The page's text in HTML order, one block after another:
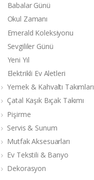
Babalar Günü
Okul Zamanı
Emerald Koleksiyonu
Sevgililer Günü
Yeni Yıl
Elektrikli Ev Aletleri
Yemek & Kahvaltı Takımları
Çatal Kaşık Bıçak Takımı
Pişirme
Servis & Sunum
Mutfak Aksesuarları
Ev Tekstili & Banyo
Dekorasyon